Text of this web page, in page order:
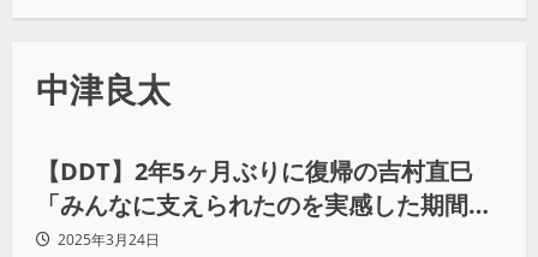
中津良太
プロレス
【DDT】2年5ヶ月ぶりに復帰の吉村直巳
「みんなに支えられたのを実感した期間。
いただいた恩を返していきます」
2025年3月24日